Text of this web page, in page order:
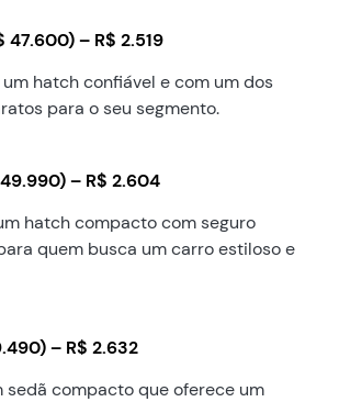
47.600) – R$ 2.519
um hatch confiável e com um dos
para o seu segmento.
– R$ 2.604
hatch compacto com seguro
quem busca um carro estiloso e
– R$ 2.632
sedã compacto que oferece um